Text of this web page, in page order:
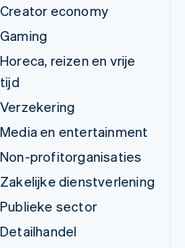
Creator economy
Gaming
Horeca, reizen en vrije
tijd
Verzekering
Media en entertainment
Non-profitorganisaties
Zakelijke dienstverlening
Publieke sector
Detailhandel